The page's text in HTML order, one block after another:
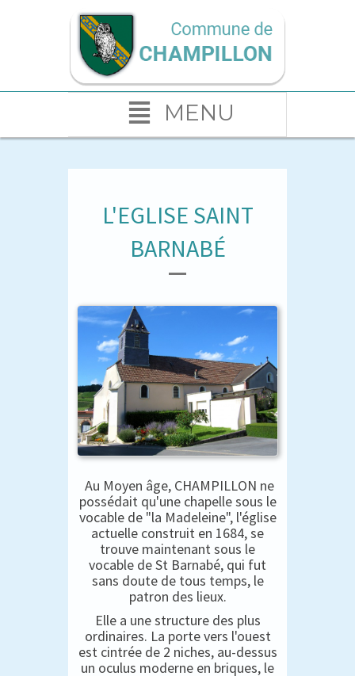
MENU
L'EGLISE SAINT
BARNABÉ
Au Moyen âge, CHAMPILLON ne
possédait qu'une chapelle sous le
vocable de "la Madeleine", l'église
actuelle construit en 1684, se
trouve maintenant sous le
vocable de St Barnabé, qui fut
sans doute de tous temps, le
patron des lieux.
Elle a une structure des plus
ordinaires. La porte vers l'ouest
est cintrée de 2 niches, au-dessus
un oculus moderne en briques, le